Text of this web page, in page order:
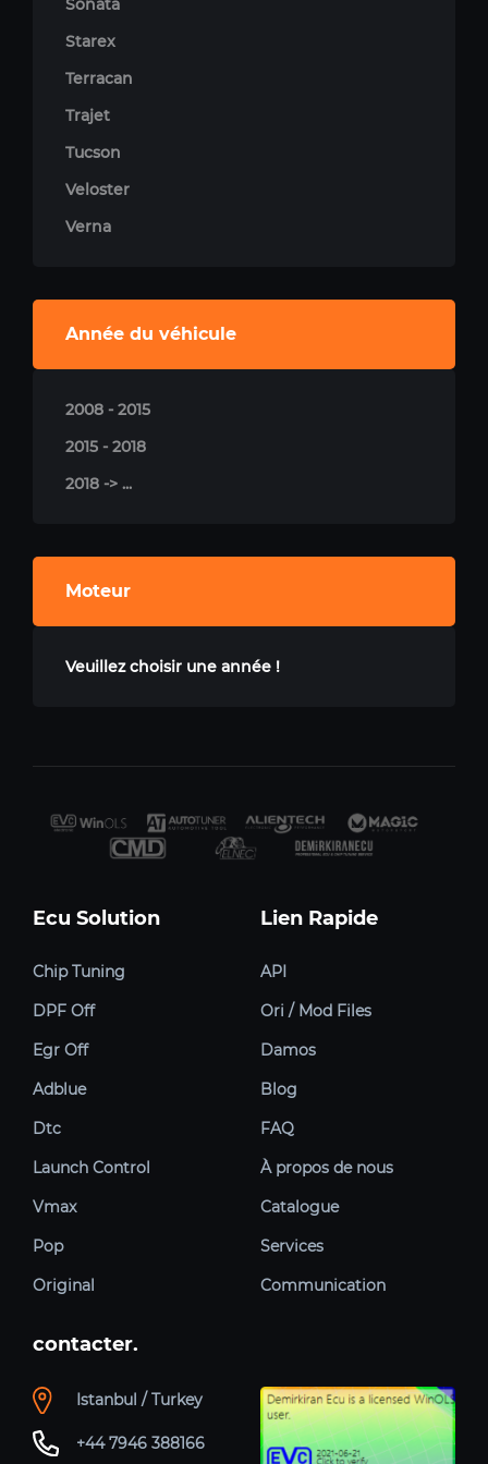
Sonata
Starex
Terracan
Trajet
Tucson
Veloster
Verna
Année du véhicule
2008 - 2015
2015 - 2018
2018 -> ...
Moteur
Veuillez choisir une année !
Ecu Solution
Chip Tuning
DPF Off
Egr Off
Adblue
Dtc
Launch Control
Vmax
Pop
Original
Lien Rapide
API
Ori / Mod Files
Damos
Blog
FAQ
À propos de nous
Catalogue
Services
Communication
contacter.
Istanbul / Turkey
+44 7946 388166